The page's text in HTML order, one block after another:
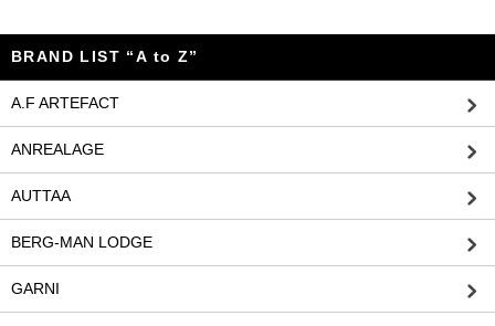
BRAND LIST “A to Z”
A.F ARTEFACT
ANREALAGE
AUTTAA
BERG-MAN LODGE
GARNI